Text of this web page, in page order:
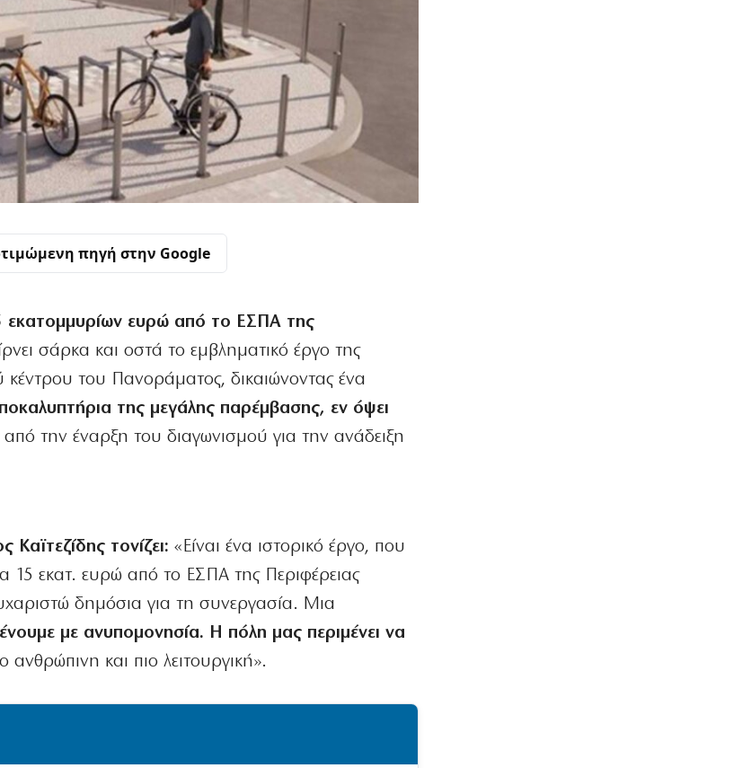
πηγή στην Google
εκατομμυρίων ευρώ από το ΕΣΠΑ της
σάρκα και οστά το εμβληματικό έργο της
κέντρου του Πανοράματος, δικαιώνοντας ένα
της μεγάλης παρέμβασης, εν όψει
την έναρξη του διαγωνισμού για την ανάδειξη
Καϊτεζίδης τονίζει: «Είναι ένα ιστορικό έργο, που
15 εκατ. ευρώ από το ΕΣΠΑ της Περιφέρειας
δημόσια για τη συνεργασία. Μια
με ανυπομονησία. Η πόλη μας περιμένει να
ανθρώπινη και πιο λειτουργική».